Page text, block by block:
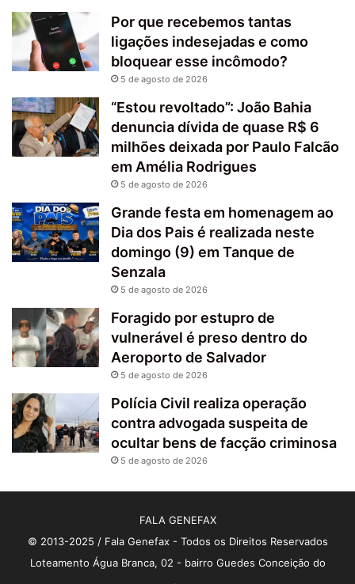
Por que recebemos tantas
ligações indesejadas e como
bloquear esse incômodo?
5 de agosto de 2026
“Estou revoltado”: João Bahia
denuncia dívida de quase R$ 6
milhões deixada por Paulo Falcão
em Amélia Rodrigues
5 de agosto de 2026
Grande festa em homenagem ao
Dia dos Pais é realizada neste
domingo (9) em Tanque de
Senzala
5 de agosto de 2026
Foragido por estupro de
vulnerável é preso dentro do
Aeroporto de Salvador
5 de agosto de 2026
Polícia Civil realiza operação
contra advogada suspeita de
ocultar bens de facção criminosa
5 de agosto de 2026
FALA GENEFAX
© 2013-2025 / Fala Genefax - Todos os Direitos Reservados
Loteamento Água Branca, 02 - bairro Guedes Conceição do